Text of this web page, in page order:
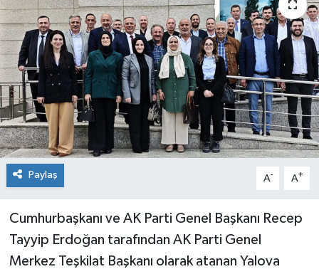
Paylaş A- A+
Cumhurbaşkanı ve AK Parti Genel Başkanı Recep
Tayyip Erdoğan tarafından AK Parti Genel
Merkez Teşkilat Başkanı olarak atanan Yalova